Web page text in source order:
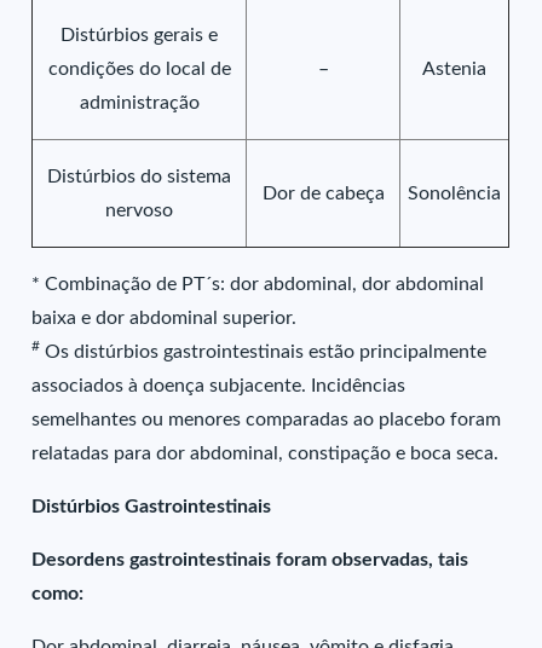
Distúrbios gerais e
condições do local de
administração
– Astenia
Distúrbios do sistema
nervoso
Dor de cabeça Sonolência
* Combinação de PT´s: dor abdominal, dor abdominal
baixa e dor abdominal superior.
# Os distúrbios gastrointestinais estão principalmente
associados à doença subjacente. Incidências
semelhantes ou menores comparadas ao placebo foram
relatadas para dor abdominal, constipação e boca seca.
Distúrbios Gastrointestinais
Desordens gastrointestinais foram observadas, tais
como: